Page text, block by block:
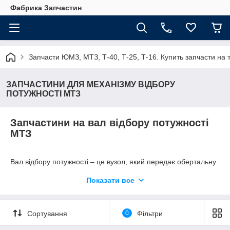
Фабрика Запчастин
Запчасти ЮМЗ, МТЗ, Т-40, Т-25, Т-16. Купить запчасти
ЗАПЧАСТИНИ ДЛЯ МЕХАНІЗМУ ВІДБОРУ
ПОТУЖНОСТІ МТЗ
Запчастини на вал відбору потужності
МТЗ
Вал відбору потужності – це вузол, який передає обертальну
напівпричіпного чи навісного обладнання. Робота валу
роботи обладнання. Агрегат піддається постійним
навантаженням, тому може вийти з ладу. Якщо ВВП
знадобиться ремонт, у нашому інтернет-магазині можна
Показати все
Сортування 0 Фільтри